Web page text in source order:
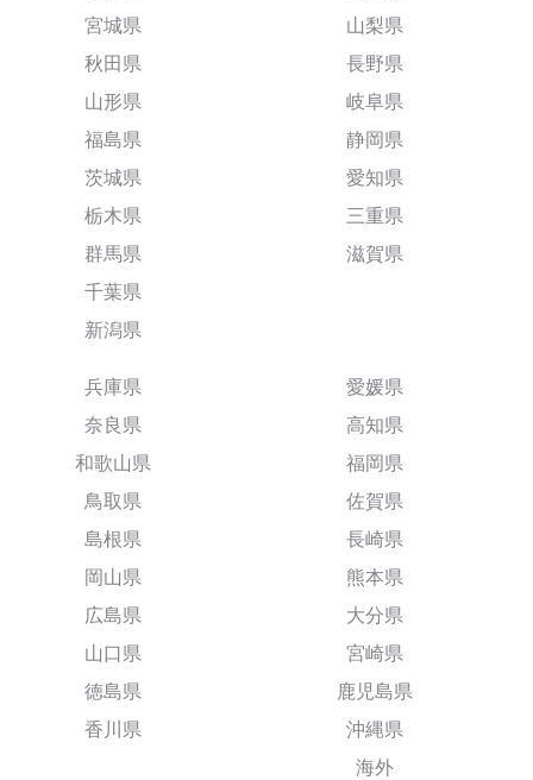
宮城県
秋田県
山形県
福島県
茨城県
栃木県
群馬県
千葉県
新潟県
山梨県
長野県
岐阜県
静岡県
愛知県
三重県
滋賀県
兵庫県
奈良県
和歌山県
鳥取県
島根県
岡山県
広島県
山口県
徳島県
香川県
愛媛県
高知県
福岡県
佐賀県
長崎県
熊本県
大分県
宮崎県
鹿児島県
沖縄県
海外